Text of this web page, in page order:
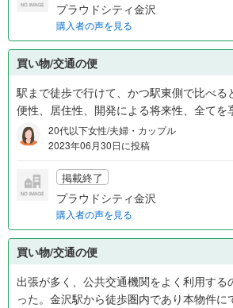
プラウドシティ金沢
購入者の声を見る
買い物/交通の便
駅まで徒歩で行けて、かつ駅東側で比べる
便性、居住性、開発による将来性、全てを
20代以下女性/夫婦・カップル
2023年06月30日に投稿
掲載終了
プラウドシティ金沢
購入者の声を見る
買い物/交通の便
出張が多く、公共交通機関をよく利用する
った。金沢駅から徒歩圏内であり本物件に